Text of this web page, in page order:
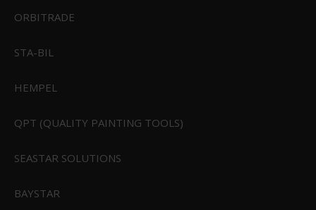
ORBITRADE
STA-BIL
HEMPEL
QPT (QUALITY PAINTING TOOLS)
SEASTAR SOLUTIONS
BAYSTAR